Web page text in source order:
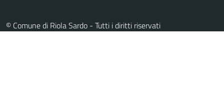
© Comune di Riola Sardo - Tutti i diritti riservati